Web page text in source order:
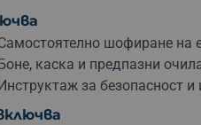
шофиране на
Боне, каска и предпазни
Инструктаж за безопасност и